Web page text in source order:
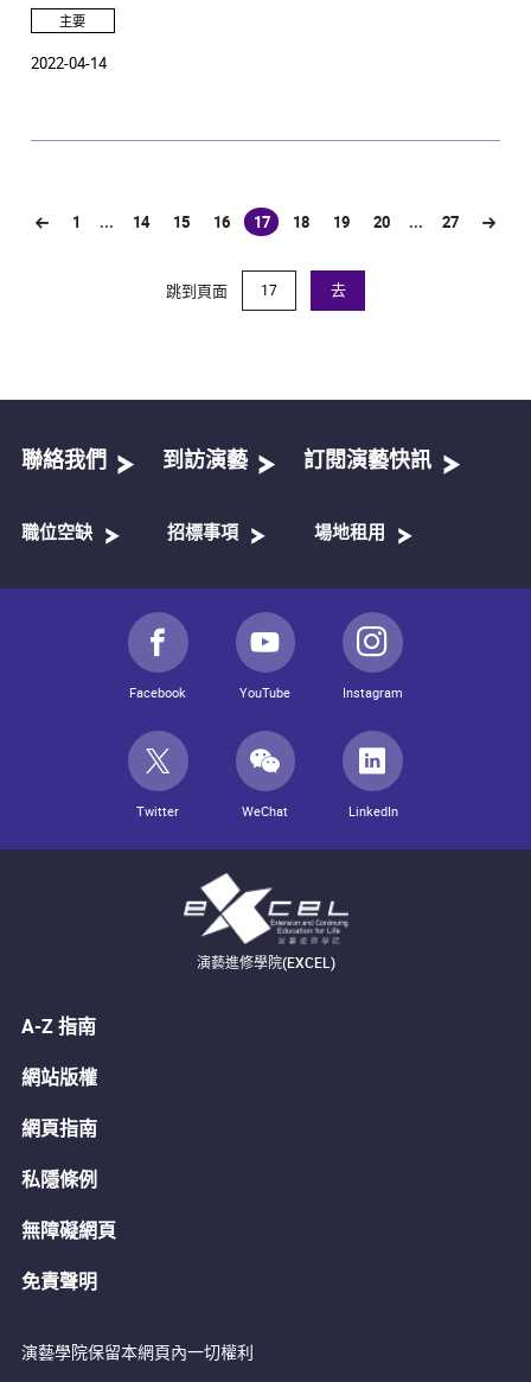
站 https://openday2022.hkapa.edu 報名，當日10時起便可透
短片。
主要
2022-04-14
1 ... 14 15 16 17
(current)
18 19 20 ... 27
跳到頁面 去
聯絡我們 到訪演藝 訂閱演藝快訊
職位空缺 招標事項 場地租用
Facebook YouTube Instagram
Twitter WeChat LinkedIn
演藝進修學院(EXCEL)
A-Z 指南
網站版權
網頁指南
私隱條例
無障礙網頁
免責聲明
演藝學院保留本網頁內一切權利